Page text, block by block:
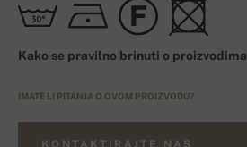
Kako se pravilno brinuti o
IMATE LI PITANJA O OVOM PROIZVODU?